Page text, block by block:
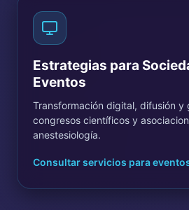
Estrategias para
Eventos
Transformación digital, difusión y
congresos científicos y
anestesiología.
Consultar servicios para